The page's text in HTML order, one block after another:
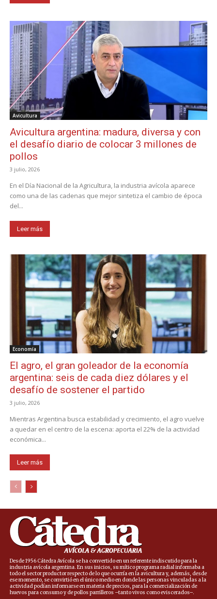
Avicultura
Avicultura argentina: madura, diversa y con
el desafío diario de colocar 3 millones de
pollos
3 julio, 2026
En el Día Nacional de la Agricultura, la industria avícola aparece
como una de las cadenas que mejor sintetiza el cambio de época
del...
Leer más
Economía
El agro, el gran goleador de la economía
argentina: seis de cada diez dólares y el
desafío de sostener el partido
3 julio, 2026
Mientras Argentina busca estabilidad y crecimiento, el agro vuelve
a quedar en el centro de la escena: aporta el 22% de la actividad
económica...
Leer más
Desde 1956 Cátedra Avícola se ha convertido en un referente indiscutido para la
industria avícola argentina. En sus inicios, su mítico programa radial informaba a
todo el sector productor respecto de lo que ocurría en la avicultura y, además, desde
ese momento, se convirtió en el único medio en donde las personas vinculadas a la
actividad podían informarse en materia de precios, para la comercialización de
huevos para consumo y de pollos parrilleros –tanto vivos como eviscerados–.